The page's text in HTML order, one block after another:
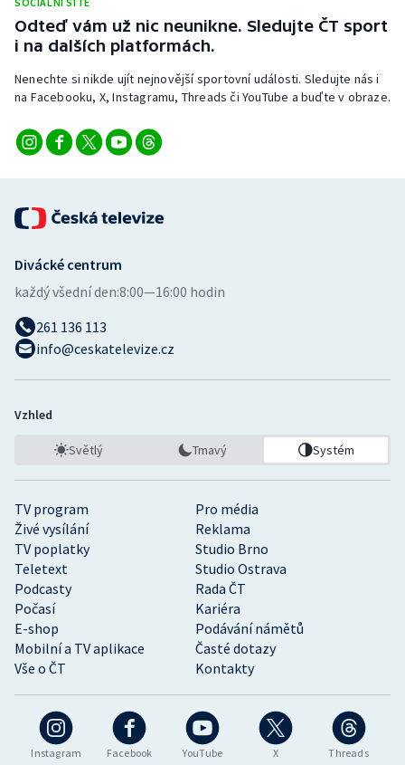
Triatlon
Veslování
Vodní slalom
Volejbal
Ostatní
Odteď vám už nic neunikne. Sledujte ČT sport
i na dalších platformách.
Nenechte si nikde ujít nejnovější sportovní události. Sledujte nás i
na Facebooku, X, Instagramu, Threads či YouTube a buďte v obraze.
Instagram Facebook YouTube X Threads
TV program
Pro média
Živé vysílání
Reklama
TV poplatky
Studio Brno
Teletext
Studio Ostrava
Podcasty
Rada ČT
Počasí
Kariéra
E-shop
Podávání námětů
Mobilní a TV aplikace
Časté dotazy
Vše o ČT
Kontakty
Divácké centrum
každý všední den:8:00—16:00 hodin
261 136 113
info@ceskatelevize.cz
Vzhled
Světlý Tmavý Systém